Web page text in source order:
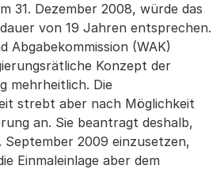
31. Dezember 2008, würde das
von 19 Jahren entsprechen.
Abgabekommission (WAK)
Konzept der
mehrheitlich. Die
strebt aber nach Möglichkeit
an. Sie beantragt deshalb,
September 2009 einzusetzen,
Einmaleinlage aber dem